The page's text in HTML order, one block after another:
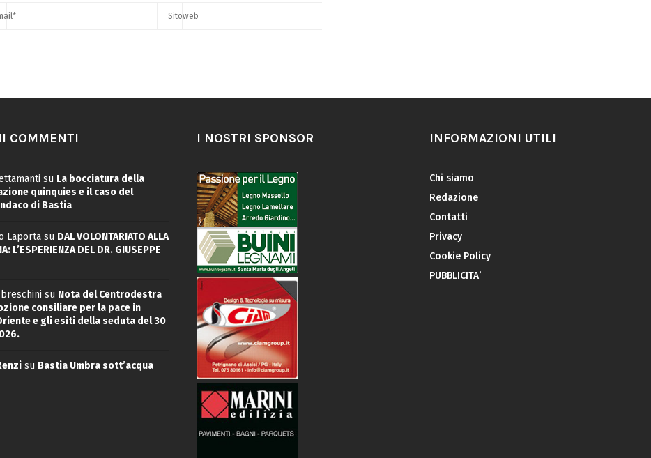
COMMENTI
su La bocciatura della
quinquies e il caso del
di Bastia
Laportasu DAL VOLONTARIATO ALLA
L’ESPERIENZA DEL DR. GIUSEPPE
su Nota del Centrodestra
consiliare per la pace in
e gli esiti della seduta del 30
su Bastia Umbra sott’acqua
I NOSTRI SPONSOR INFORMAZIONI UTILI
Chi siamo
Redazione
Contatti
Privacy
Cookie Policy
PUBBLICITA’